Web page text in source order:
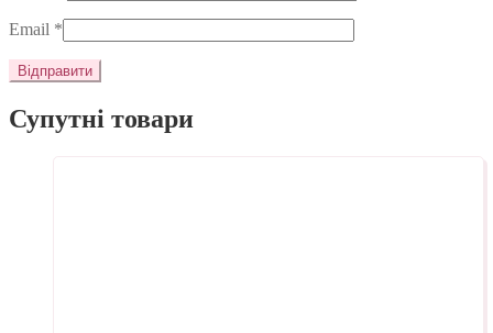
Email *
Супутні товари